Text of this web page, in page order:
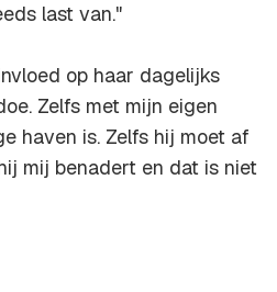
last van."
op haar dagelijks
Zelfs met mijn eigen
haven is. Zelfs hij moet af
mij benadert en dat is niet